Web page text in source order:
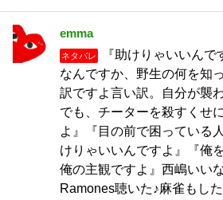
emma
ネタバレ
『助けりゃいいん
なんですか、野生の何を知
訳ですよ言い訳。自分が襲
でも、チーターを殺すくせ
よ』『目の前で困っている
けりゃいいんですよ』『俺
俺の主観ですよ』西嶋いい
Ramones聴いた♪麻雀もし